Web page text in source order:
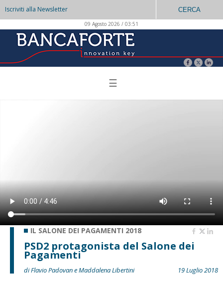
Iscriviti alla Newsletter CERCA
09 Agosto 2026 / 03:51
☰
IL SALONE DEI PAGAMENTI 2018
PSD2 protagonista del Salone dei
Pagamenti
di Flavio Padovan e Maddalena Libertini
19 Luglio 2018